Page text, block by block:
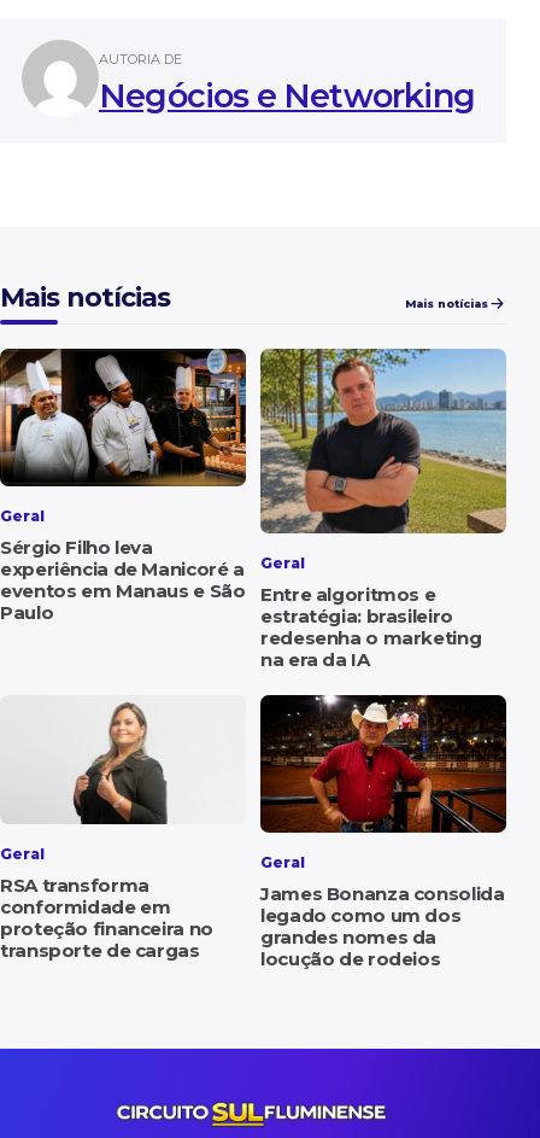
AUTORIA DE
Negócios e Networking
Mais notícias Mais notícias
Geral
Sérgio Filho leva
experiência de Manicoré a
eventos em Manaus e São
Paulo
Geral
Entre algoritmos e
estratégia: brasileiro
redesenha o marketing
na era da IA
Geral
RSA transforma
conformidade em
proteção financeira no
transporte de cargas
Geral
James Bonanza consolida
legado como um dos
grandes nomes da
locução de rodeios